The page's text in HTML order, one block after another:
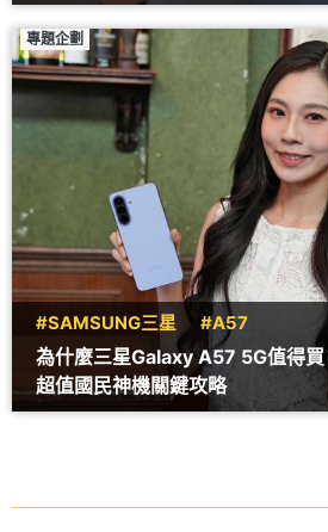
專題企劃
#SAMSUNG三星 #A57
為什麼三星Galaxy A57 5G值得
超值國民神機關鍵攻略